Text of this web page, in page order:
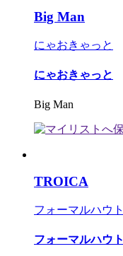
Big Man
にゃおきゃっと
にゃおきゃっと
Big Man
TROICA
フォーマルハウト
フォーマルハウト